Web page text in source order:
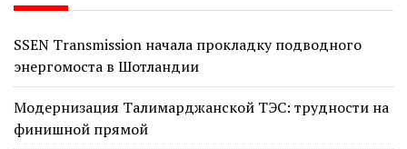
SSEN Transmission начала прокладку подводного
энергомоста в Шотландии
Модернизация Талимарджанской ТЭС: трудности на
финишной прямой